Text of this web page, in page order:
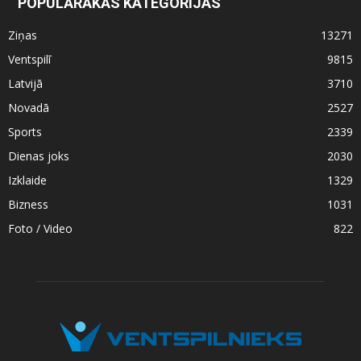
Ziņas
13271
Ventspilī
9815
Latvijā
3710
Novadā
2527
Sports
2339
Dienas joks
2030
Izklaide
1329
Bizness
1031
Foto / Video
822